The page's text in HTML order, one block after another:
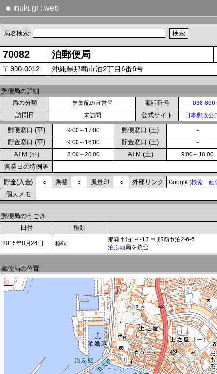
● inukugi : web
局名検索:
70082 泊郵便局
〒900-0012 沖縄県那覇市泊2丁目6番6号
郵便局の詳細
局の分類
無集配の直営局 電話番号 098-
訪問日 未訪問 公式サイト 日本郵政公
郵便窓口 (平) 9:00～17:00 郵便窓口 (土) -
貯金窓口 (平) 9:00～16:00 貯金窓口 (土) -
ATM (平) 8:00～20:00 ATM (土) 9:00～18:00
営業日の特例等
貯金(入金) ○ 為替 ○ 風景印 ○ 外部リンク Google (検索 画
個人メモ
郵便局のうごき
日付
種類
2015年8月24日 移転
那覇市泊1-4-13 ⇒ 那覇市泊2-6-6
泊ふ頭局を統合
郵便局の位置